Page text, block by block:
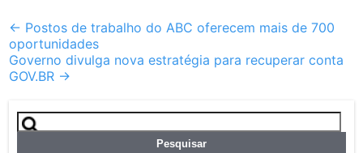
Post
navigation
← Postos de trabalho do ABC oferecem mais de 700
oportunidades
Governo divulga nova estratégia para recuperar conta
GOV.BR →
Pesquisar
por: